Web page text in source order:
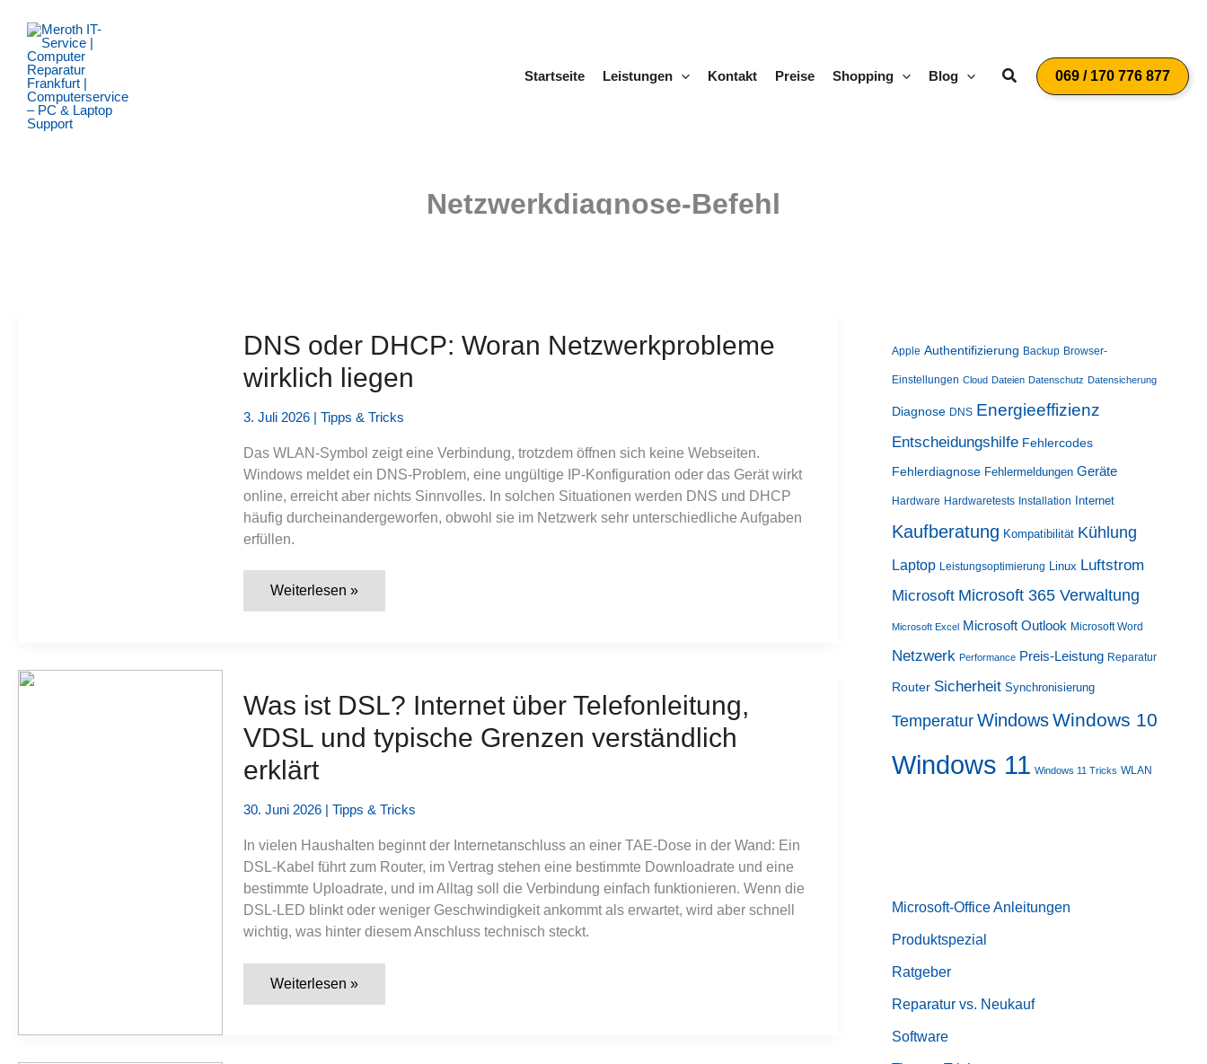
Inhalt
springen
Startseite
Leistungen Kontakt Preise Shopping Blog Suchen069 / 170 776 877
Netzwerkdiagnose-Befehl
DNS oder DHCP: Woran Netzwerkprobleme
wirklich liegen
3. Juli 2026 | Tipps & Tricks
Das WLAN-Symbol zeigt eine Verbindung, trotzdem öffnen sich keine Webseiten.
Windows meldet ein DNS-Problem, eine ungültige IP-Konfiguration oder das Gerät wirkt
online, erreicht aber nichts Sinnvolles. In solchen Situationen werden DNS und DHCP
häufig durcheinandergeworfen, obwohl sie im Netzwerk sehr unterschiedliche Aufgaben
erfüllen.
DNS
Weiterlesen »
Was ist DSL? Internet über Telefonleitung,
VDSL und typische Grenzen verständlich
erklärt
30. Juni 2026 | Tipps & Tricks
In vielen Haushalten beginnt der Internetanschluss an einer TAE-Dose in der Wand: Ein
DSL-Kabel führt zum Router, im Vertrag stehen eine bestimmte Downloadrate und eine
bestimmte Uploadrate, und im Alltag soll die Verbindung einfach funktionieren. Wenn die
DSL-LED blinkt oder weniger Geschwindigkeit ankommt als erwartet, wird aber schnell
wichtig, was hinter diesem Anschluss technisch steckt.
Was
Weiterlesen »
Apple Authentifizierung Backup Browser-
Einstellungen Cloud Dateien Datenschutz Datensicherung
Diagnose DNS Energieeffizienz
Entscheidungshilfe Fehlercodes
Fehlerdiagnose Fehlermeldungen Geräte
Hardware Hardwaretests Installation Internet
Kaufberatung Kompatibilität Kühlung
Laptop Leistungsoptimierung Linux Luftstrom
Microsoft Microsoft 365 Verwaltung
Microsoft Excel Microsoft Outlook Microsoft Word
Netzwerk Performance Preis-Leistung Reparatur
Router Sicherheit Synchronisierung
Temperatur WindowsWindows 10
Windows 11 Windows 11 Tricks WLAN
Microsoft-Office Anleitungen
Produktspezial
Ratgeber
Reparatur vs. Neukauf
Software